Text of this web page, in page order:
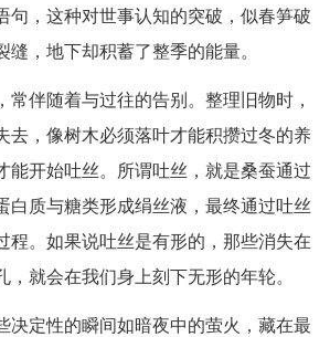
句，这种对世事认知的突破，似春笋破
缝，地下却积蓄了整季的能量。
常伴随着与过往的告别。整理旧物时，
去，像树木必须落叶才能积攒过冬的养
能开始吐丝。所谓吐丝，就是桑蚕通过
白质与糖类形成绢丝液，最终通过吐丝
程。如果说吐丝是有形的，那些消失在
，就会在我们身上刻下无形的年轮。
决定性的瞬间如暗夜中的萤火，藏在最